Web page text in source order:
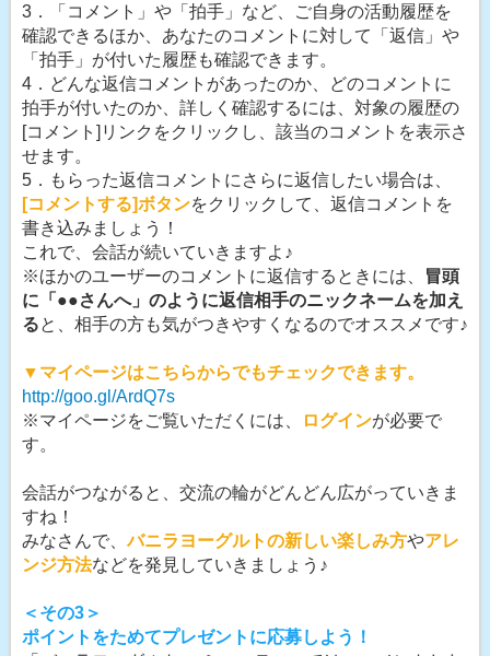
3．「コメント」や「拍手」など、ご自身の活動履歴を
確認できるほか、あなたのコメントに対して「返信」や
「拍手」が付いた履歴も確認できます。
4．どんな返信コメントがあったのか、どのコメントに
拍手が付いたのか、詳しく確認するには、対象の履歴の
[コメント]リンクをクリックし、該当のコメントを表示さ
せます。
5．もらった返信コメントにさらに返信したい場合は、
[コメントする]ボタンをクリックして、返信コメントを
書き込みましょう！
これで、会話が続いていきますよ♪
※ほかのユーザーのコメントに返信するときには、
冒頭
に「●●さんへ」のように返信相手のニックネームを加え
ると、相手の方も気がつきやすくなるのでオススメです♪
▼マイページはこちらからでもチェックできます。
http://goo.gl/ArdQ7s
※マイページをご覧いただくには、
ログインが必要で
す。
会話がつながると、交流の輪がどんどん広がっていきま
すね！
みなさんで、バニラヨーグルトの新しい楽しみ方やアレ
ンジ方法などを発見していきましょう♪
＜その3＞
ポイントをためてプレゼントに応募しよう！